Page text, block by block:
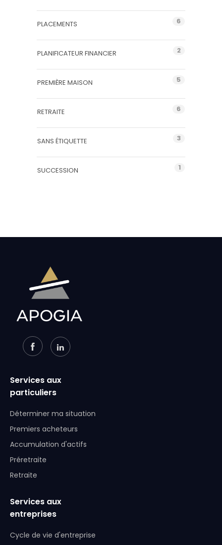
PLACEMENTS 6
PLANIFICATEUR FINANCIER 2
PREMIÈRE MAISON 5
RETRAITE 6
SANS ÉTIQUETTE 3
SUCCESSION 1
Services aux
particuliers
Déterminer ma situation
Premiers acheteurs
Accumulation d'actifs
Préretraite
Retraite
Services aux
entreprises
Cycle de vie d'entreprise